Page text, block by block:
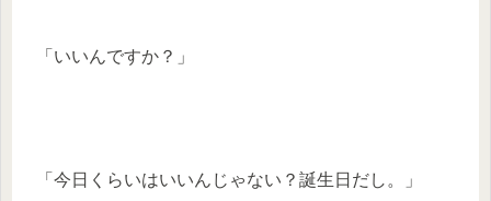
「いいんですか？」
「今日くらいはいいんじゃない？誕生日だし。」